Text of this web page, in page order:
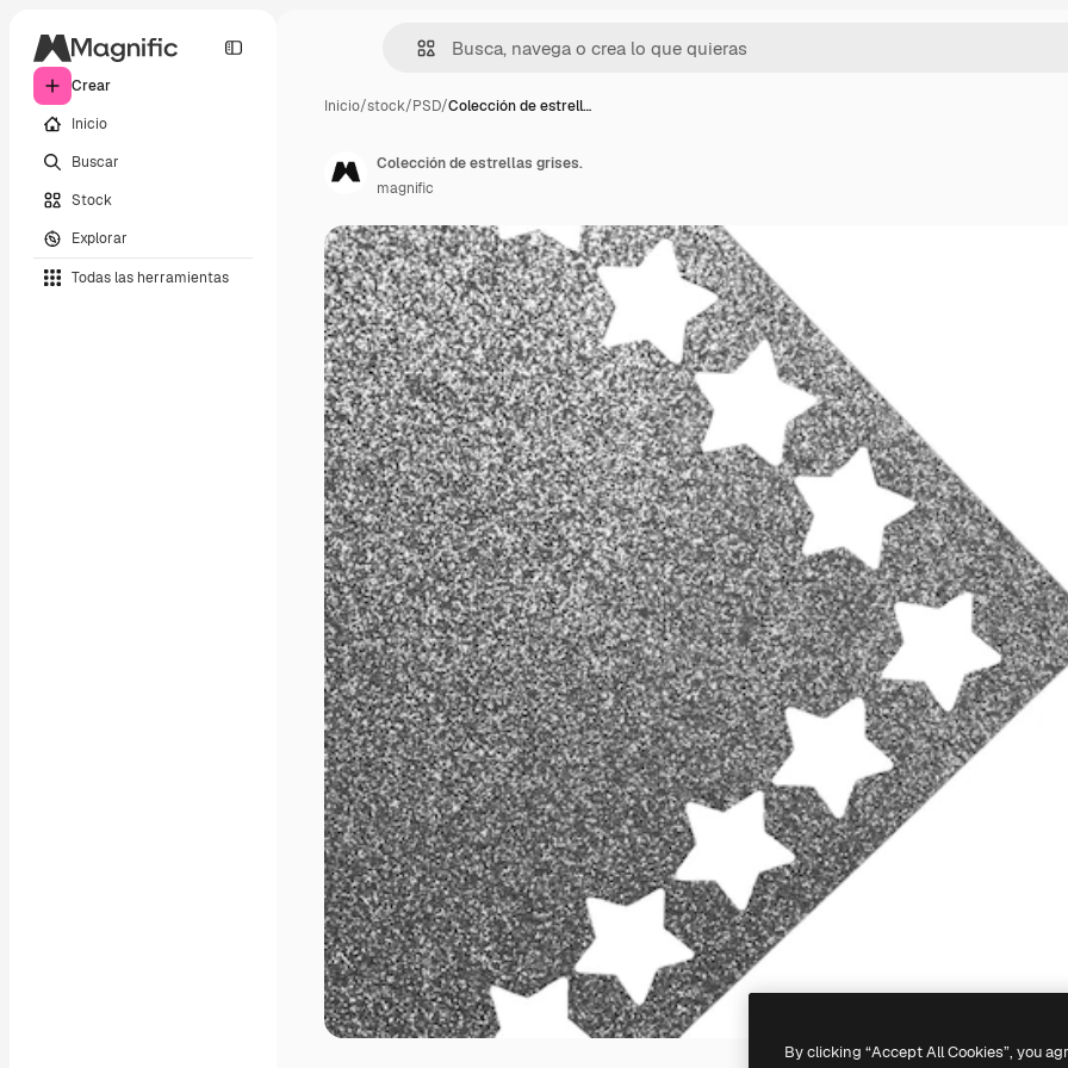
Crear
Inicio
Buscar
Stock
Explorar
Todas las herramientas
Inicio/stock/PSD/Colección de estrell…
Colección de estrellas grises.
magnific
By clicking “Accept All Cookies”, you